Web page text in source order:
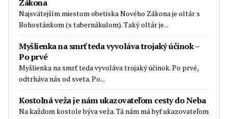
Zákona
Najsvätejším miestom obetiska Nového Zákona je oltár s
Bohostánkom (s tabernákulom). Taký oltár je...
Myšlienka na smrť teda vyvoláva trojaký účinok –
Po prvé
Myšlienka na smrť teda vyvoláva trojaký účinok. Po prvé,
odtrháva nás od sveta. Po...
Kostolná veža je nám ukazovateľom cesty do Neba
Na každom kostole býva veža. Tá nám má byť ukazovateľom